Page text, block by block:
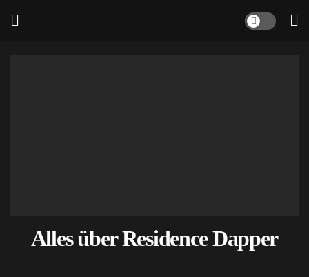
Alles über Residence Dapper